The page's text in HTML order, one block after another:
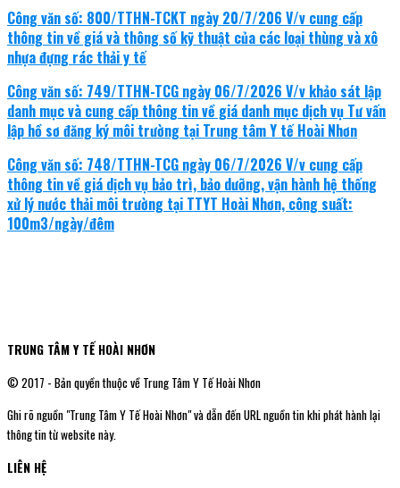
Công văn số: 800/TTHN-TCKT ngày 20/7/206 V/v cung cấp
thông tin về giá và thông số kỹ thuật của các loại thùng và xô
nhựa đựng rác thải y tế
Công văn số: 749/TTHN-TCG ngày 06/7/2026 V/v khảo sát lập
danh mục và cung cấp thông tin về giá danh mục dịch vụ Tư vấn
lập hồ sơ đăng ký môi trường tại Trung tâm Y tế Hoài Nhơn
Công văn số: 748/TTHN-TCG ngày 06/7/2026 V/v cung cấp
thông tin về giá dịch vụ bảo trì, bảo dưỡng, vận hành hệ thống
xử lý nước thải môi trường tại TTYT Hoài Nhơn, công suất:
100m3/ngày/đêm
TRUNG TÂM Y TẾ HOÀI NHƠN
© 2017 - Bản quyền thuộc về Trung Tâm Y Tế Hoài Nhơn
Ghi rõ nguồn "Trung Tâm Y Tế Hoài Nhơn" và dẫn đến URL nguồn tin khi phát hành lại
thông tin từ website này.
LIÊN HỆ